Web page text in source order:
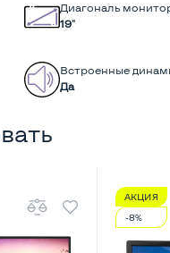
Диагональ
19"
Встроенные
Да
АКЦИЯ
-8%